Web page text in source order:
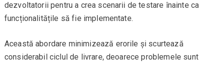
dezvoltatorii pentru a crea scenarii de testare înainte ca
funcționalitățile să fie implementate.
Această abordare minimizează erorile și scurtează
considerabil ciclul de livrare, deoarece problemele sunt